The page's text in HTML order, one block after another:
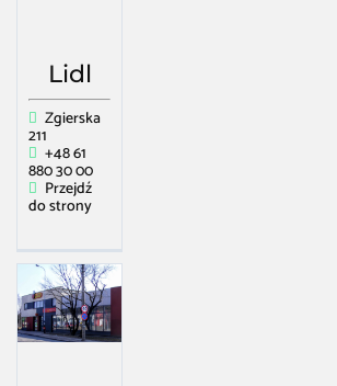
Lidl
Zgierska
211
+48 61
880 30 00
Przejdź
do strony